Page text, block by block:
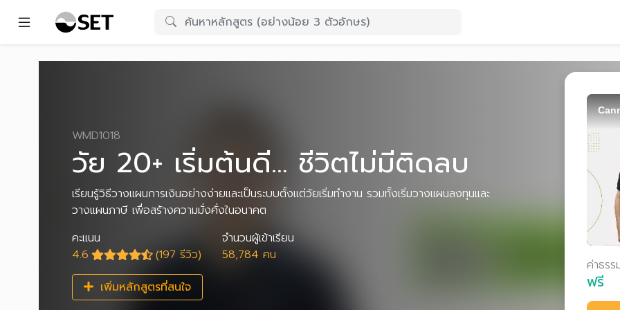
WMD1018
วัย 20+ เริ่มต้นดี… ชีวิตไม่มีติดลบ
เรียนรู้วิธีวางแผนการเงินอย่างง่ายและเป็นระบบตั้งแต่วัยเริ่มทำงาน รวมทั้งเริ่มวางแผนลงทุนและ
วางแผนภาษี เพื่อสร้างความมั่งคั่งในอนาคต
คะแนน
4.6
(197 รีวิว)
จำนวนผู้เข้าเรียน
58,784 คน
เพิ่มหลักสูตรที่สนใจ
ค่าธรร
ฟรี